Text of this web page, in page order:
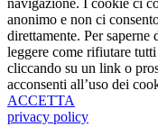
anonimo e non ci
direttamente. Per
leggere come rifiutare
cliccando su un link o
acconsenti all’uso dei
ACCETTA
privacy policy